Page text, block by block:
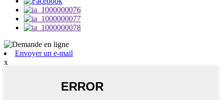
Envoyer un e-mail
x